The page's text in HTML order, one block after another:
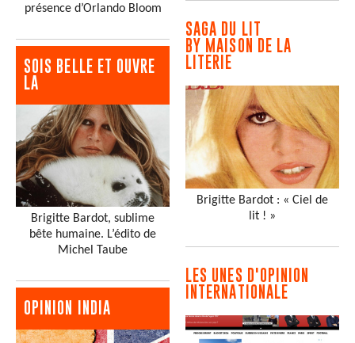
présence d’Orlando Bloom
SOIS BELLE ET OUVRE
LA
Brigitte Bardot, sublime
bête humaine. L’édito de
Michel Taube
OPINION INDIA
SAGA DU LIT
BY MAISON DE LA
LITERIE
Brigitte Bardot : « Ciel de
lit ! »
LES UNES D'OPINION
INTERNATIONALE